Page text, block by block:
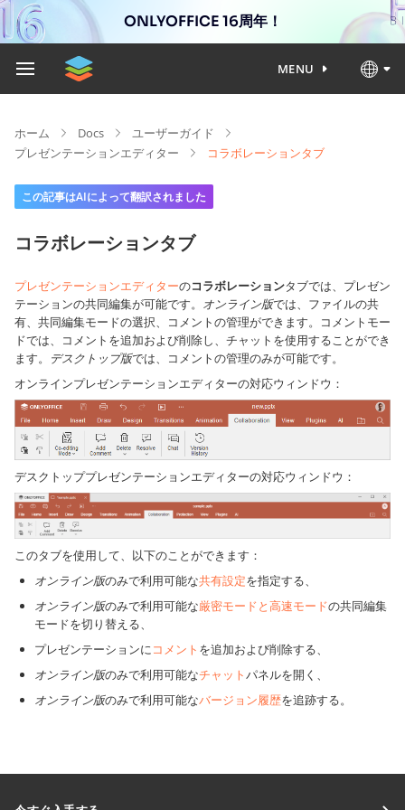
ONLYOFFICE 16周年！
MENU
ホーム Docs
ユーザーガイド
プレゼンテーションエディター
コラボレーションタブ
この記事はAIによって翻訳されました
コラボレーションタブ
プレゼンテーションエディターのコラボレーションタブでは、プレゼン
テーションの共同編集が可能です。 オンライン版では、ファイルの共
有、共同編集モードの選択、コメントの管理ができます。コメントモー
ドでは、コメントを追加および削除し、チャットを使用することができ
ます。
デスクトップ版では、コメントの管理のみが可能です。
オンラインプレゼンテーションエディターの対応ウィンドウ：
デスクトッププレゼンテーションエディターの対応ウィンドウ：
このタブを使用して、以下のことができます：
オンライン版のみで利用可能な共有設定を指定する、
オンライン版のみで利用可能な厳密モードと高速モードの共同編集
モードを切り替える、
プレゼンテーションにコメント を追加および削除する、
オンライン版のみで利用可能なチャットパネルを開く、
オンライン版のみで利用可能なバージョン履歴を追跡する。